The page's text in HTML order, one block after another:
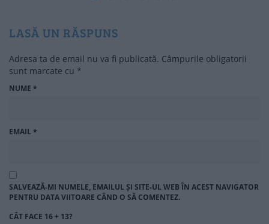
LASĂ UN RĂSPUNS
Adresa ta de email nu va fi publicată. Câmpurile obligatorii
sunt marcate cu *
NUME *
EMAIL*
SALVEAZĂ-MI NUMELE, EMAILUL ȘI SITE-UL WEB ÎN ACEST NAVIGATOR
PENTRU DATA VIITOARE CÂND O SĂ COMENTEZ.
CÂT FACE 16 + 13?